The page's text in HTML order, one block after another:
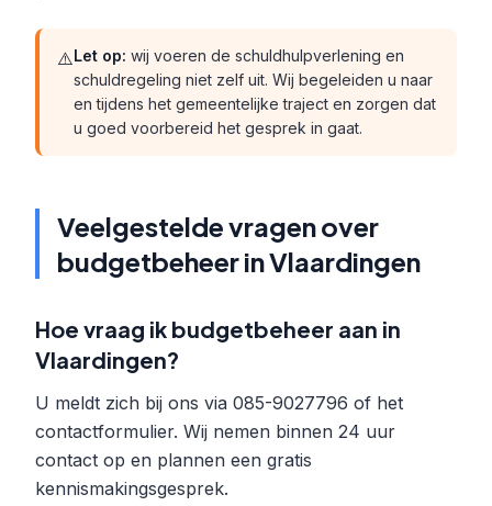
⚠️Let op: wij voeren de schuldhulpverlening en
schuldregeling niet zelf uit. Wij begeleiden u naar
en tijdens het gemeentelijke traject en zorgen dat
u goed voorbereid het gesprek in gaat.
Veelgestelde vragen over
budgetbeheer in Vlaardingen
Hoe vraag ik budgetbeheer aan in
Vlaardingen?
U meldt zich bij ons via 085-9027796 of het
contactformulier. Wij nemen binnen 24 uur
contact op en plannen een gratis
kennismakingsgesprek.